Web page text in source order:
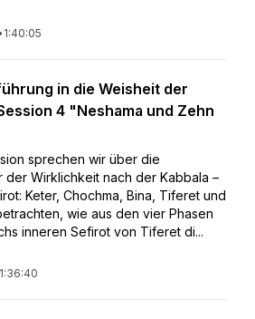
1:40:05
in die Weisheit der
4 "Neshama und Zehn
sprechen wir über die
der Wirklichkeit nach der Kabbala –
Keter, Chochma, Bina, Tiferet und
wie aus den vier Phasen
inneren Sefirot von Tiferet di...
1:36:40